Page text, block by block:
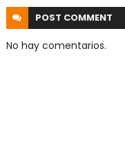
POST COMMENT
No hay comentarios.